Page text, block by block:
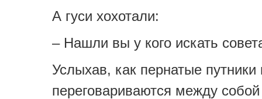
А гуси хохотали:
– Нашли вы у кого искать
Услыхав, как пернатые путники
переговариваются между собой